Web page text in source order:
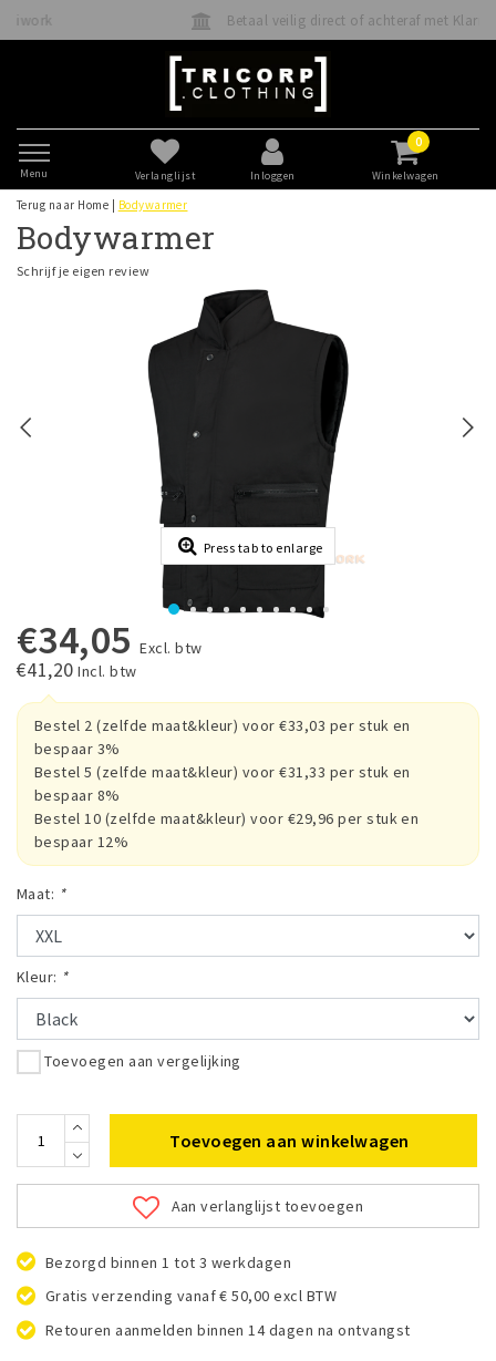
Betaal veilig direct of achteraf met Klarna
Menu Verlanglijst Inloggen
0
Winkelwagen
Terug naar Home Bodywarmer
Bodywarmer
Schrijf je eigen review
Press tab to enlarge
€34,05 Excl. btw
€41,20 Incl. btw
Bestel 2 (zelfde maat&kleur) voor €33,03 per stuk en
bespaar 3%
Bestel 5 (zelfde maat&kleur) voor €31,33 per stuk en
bespaar 8%
Bestel 10 (zelfde maat&kleur) voor €29,96 per stuk en
bespaar 12%
Maat: *
Kleur: *
Toevoegen aan vergelijking
Toevoegen aan winkelwagen
Aan verlanglijst toevoegen
Bezorgd binnen 1 tot 3 werkdagen
Gratis verzending vanaf € 50,00 excl BTW
Retouren aanmelden binnen 14 dagen na ontvangst